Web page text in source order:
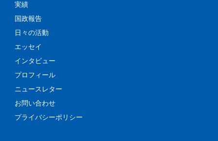
実績
国政報告
日々の活動
エッセイ
インタビュー
プロフィール
ニュースレター
お問い合わせ
プライバシーポリシー